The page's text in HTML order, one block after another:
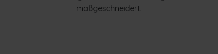
maßgeschneidert.